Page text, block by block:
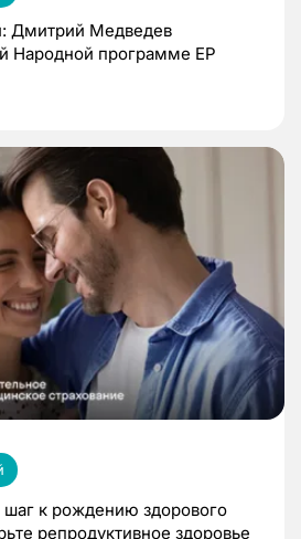
Дмитрий Медведев
Народной программе ЕР
к рождению здорового
репродуктивное здоровье